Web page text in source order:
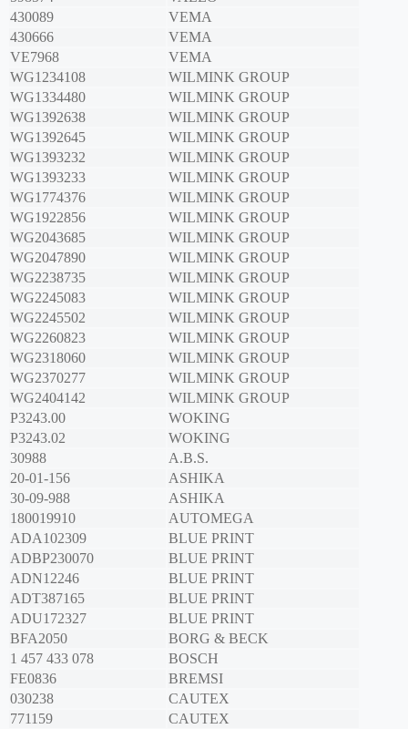
430089
VEMA
430666
VEMA
VE7968
VEMA
WG1234108
WILMINK GROUP
WG1334480
WILMINK GROUP
WG1392638
WILMINK GROUP
WG1392645
WILMINK GROUP
WG1393232
WILMINK GROUP
WG1393233
WILMINK GROUP
WG1774376
WILMINK GROUP
WG1922856
WILMINK GROUP
WG2043685
WILMINK GROUP
WG2047890
WILMINK GROUP
WG2238735
WILMINK GROUP
WG2245083
WILMINK GROUP
WG2245502
WILMINK GROUP
WG2260823
WILMINK GROUP
WG2318060
WILMINK GROUP
WG2370277
WILMINK GROUP
WG2404142
WILMINK GROUP
P3243.00
WOKING
P3243.02
WOKING
30988
A.B.S.
20-01-156
ASHIKA
30-09-988
ASHIKA
180019910
AUTOMEGA
ADA102309
BLUE PRINT
ADBP230070
BLUE PRINT
ADN12246
BLUE PRINT
ADT387165
BLUE PRINT
ADU172327
BLUE PRINT
BFA2050
BORG & BECK
1 457 433 078
BOSCH
FE0836
BREMSI
030238
CAUTEX
771159
CAUTEX